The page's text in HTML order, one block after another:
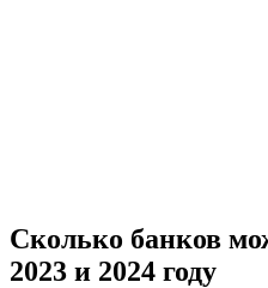
Сколько банков
2023 и 2024 году